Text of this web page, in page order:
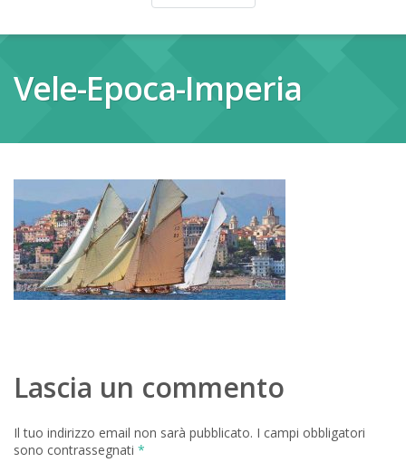
Vele-Epoca-Imperia
Lascia un commento
Il tuo indirizzo email non sarà pubblicato. I campi obbligatori
sono contrassegnati *